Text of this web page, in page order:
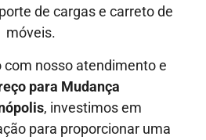
de cargas e carreto de
móveis.
com nosso atendimento e
para Mudança
, investimos em
para proporcionar uma